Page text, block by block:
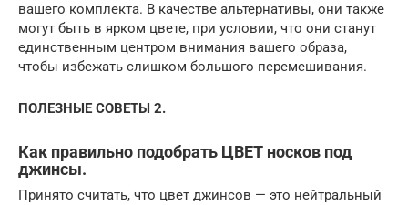
вашего комплекта. В качестве альтернативы, они также
могут быть в ярком цвете, при условии, что они станут
единственным центром внимания вашего образа,
чтобы избежать слишком большого перемешивания.
ПОЛЕЗНЫЕ СОВЕТЫ 2.
Как правильно подобрать ЦВЕТ носков под
джинсы.
Принято считать, что цвет джинсов — это нейтральный